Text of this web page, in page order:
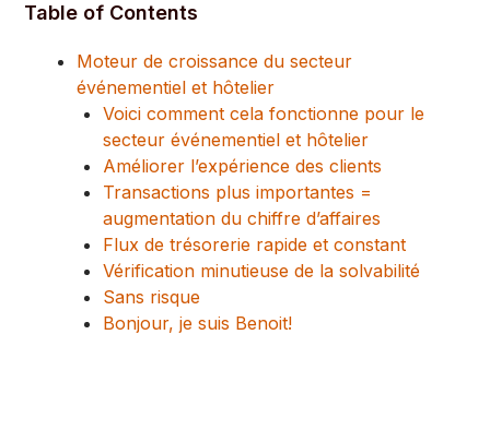
Table of Contents
Moteur de croissance du secteur
événementiel et hôtelier
Voici comment cela fonctionne pour le
secteur événementiel et hôtelier
Améliorer l’expérience des clients
Transactions plus importantes =
augmentation du chiffre d’affaires
Flux de trésorerie rapide et constant
Vérification minutieuse de la solvabilité
Sans risque
Bonjour, je suis Benoit!